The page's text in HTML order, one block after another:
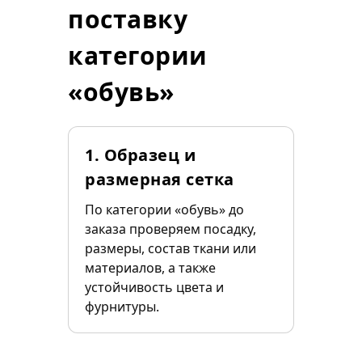
поставку
категории
«обувь»
1. Образец и
размерная сетка
По категории «обувь» до
заказа проверяем посадку,
размеры, состав ткани или
материалов, а также
устойчивость цвета и
фурнитуры.